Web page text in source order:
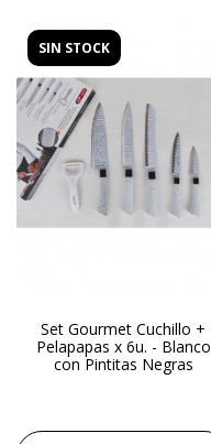
SIN STOCK
Set Gourmet Cuchillo +
Pelapapas x 6u. - Blanco
con Pintitas Negras